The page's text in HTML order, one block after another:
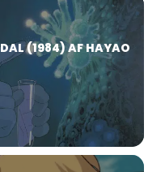
(1984) AF HAYAO